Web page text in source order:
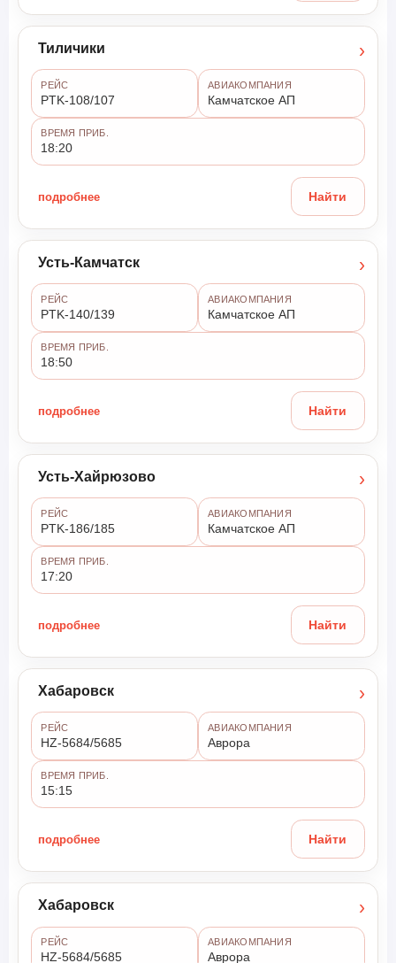
Тиличики ›
РЕЙС
PTK-108/107
АВИАКОМПАНИЯ
Камчатское АП
ВРЕМЯ ПРИБ.
18:20
подробнее Найти
Усть-Камчатск ›
РЕЙС
PTK-140/139
АВИАКОМПАНИЯ
Камчатское АП
ВРЕМЯ ПРИБ.
18:50
подробнее Найти
Усть-Хайрюзово ›
РЕЙС
PTK-186/185
АВИАКОМПАНИЯ
Камчатское АП
ВРЕМЯ ПРИБ.
17:20
подробнее Найти
Хабаровск ›
РЕЙС
HZ-5684/5685
АВИАКОМПАНИЯ
Аврора
ВРЕМЯ ПРИБ.
15:15
подробнее Найти
Хабаровск ›
РЕЙС
HZ-5684/5685
АВИАКОМПАНИЯ
Аврора